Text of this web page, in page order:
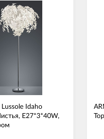
Lussole Idaho
E27*3*40W,